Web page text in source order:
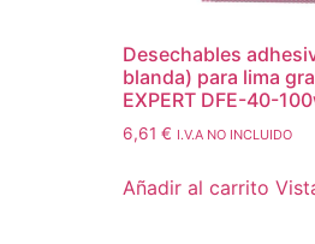
Desechables
blanda) para lima
EXPERT DFE-40-
6,61 € I.V.A NO INCLUIDO
Añadir al carrito